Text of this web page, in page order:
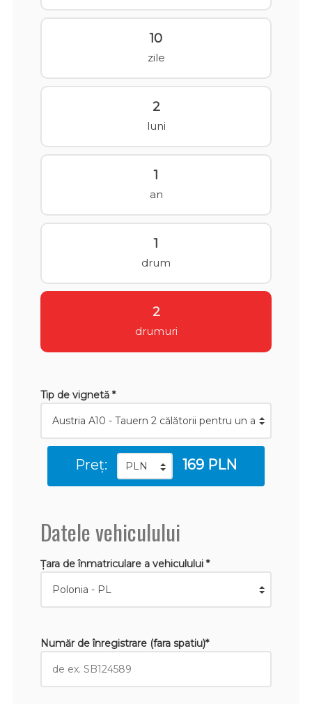
10
zile
2
luni
1
an
1
drum
2
drumuri
Tip de vignetă *
Preț: 169 PLN
Datele vehiculului
Țara de înmatriculare a vehiculului *
Număr de înregistrare (fara spatiu)*